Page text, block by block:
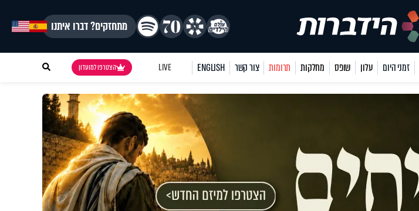
מתחזקים? דברו איתנו
זמני היום עלון שופס מחלקות תרומות צור קשר ENGLISH
LIVE הצטרפו למועדון